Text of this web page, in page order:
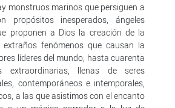
monstruos marinos que persiguen a
propósitos inesperados, ángeles
proponen a Dios la creación de la
extraños fenómenos que causan la
líderes del mundo; hasta cuarenta
extraordinarias, llenas de seres
contemporáneos e intemporales,
a las que asistimos con el encanto